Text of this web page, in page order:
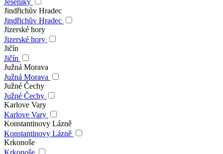
Jeseníky
Jindřichův Hradec
Jindřichův Hradec
Jizerské hory
Jizerské hory
Jičín
Jičín
Južná Morava
Južná Morava
Južné Čechy
Južné Čechy
Karlove Vary
Karlove Vary
Konstantinovy Lázně
Konstantinovy Lázně
Krkonoše